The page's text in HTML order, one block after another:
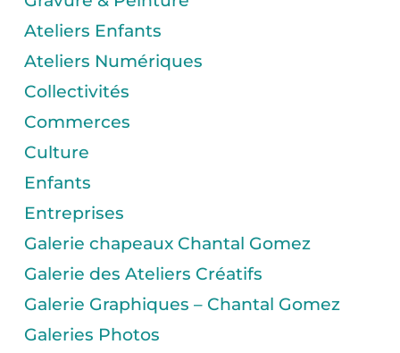
Ateliers Enfants
Ateliers Numériques
Collectivités
Commerces
Culture
Enfants
Entreprises
Galerie chapeaux Chantal Gomez
Galerie des Ateliers Créatifs
Galerie Graphiques – Chantal Gomez
Galeries Photos